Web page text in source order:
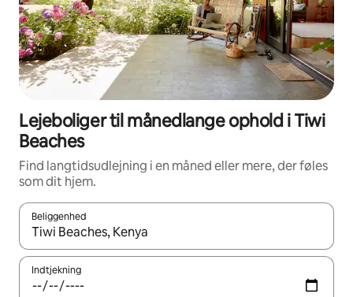
Lejeboliger til månedlange ophold i Tiwi
Beaches
Find langtidsudlejning i en måned eller mere, der føles
som dit hjem.
Beliggenhed
Når resultaterne er tilgængelige, skal du navigere med
Indtjekning